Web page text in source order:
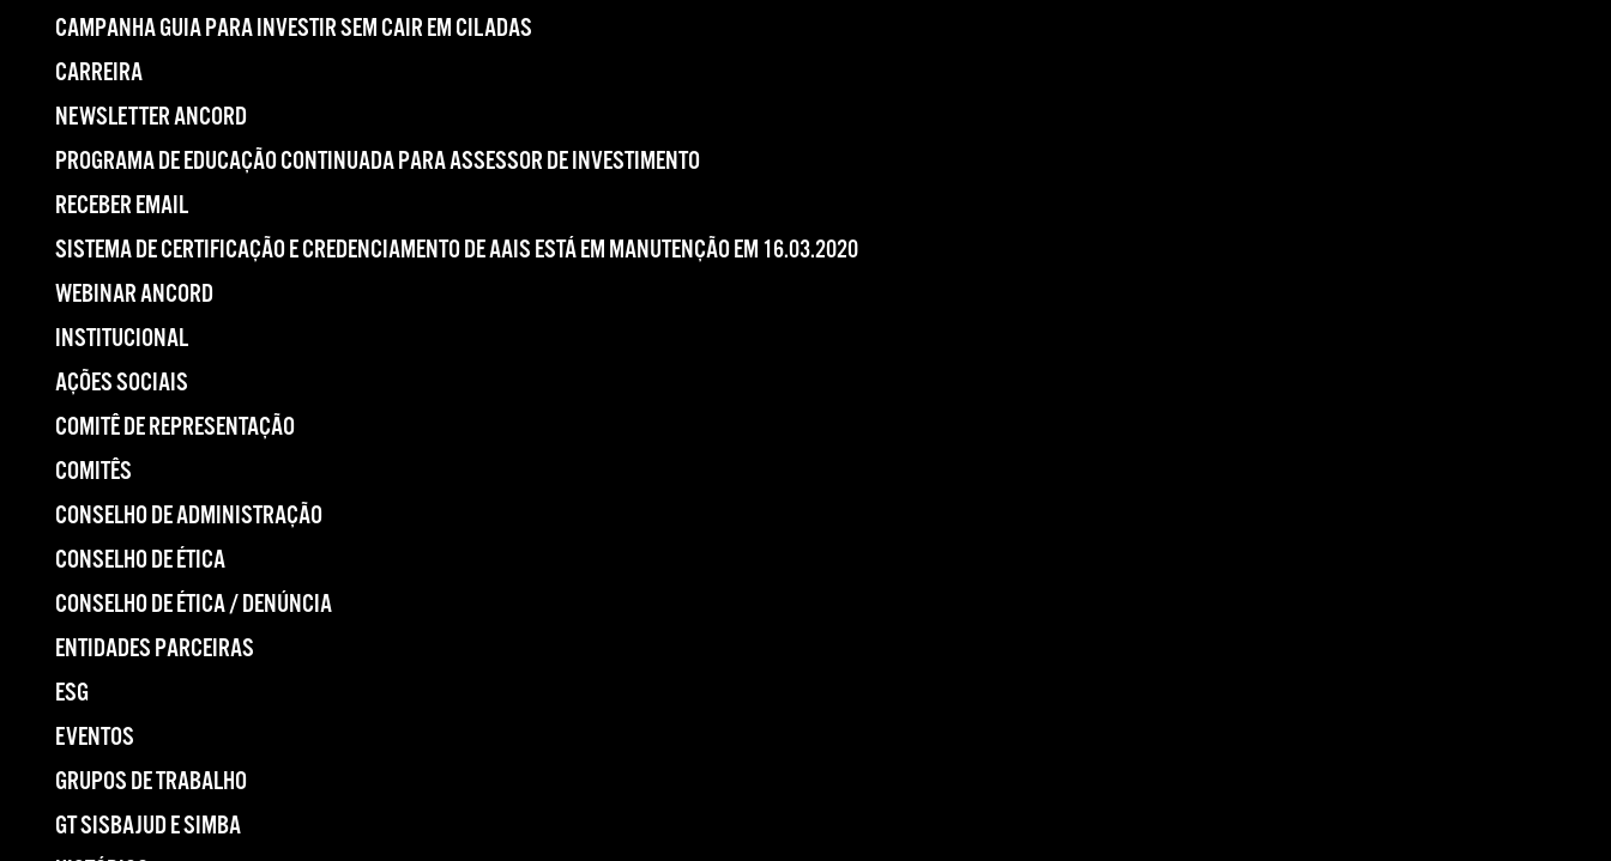
CAMPANHA GUIA PARA INVESTIR SEM CAIR EM CILADAS
CARREIRA
NEWSLETTER ANCORD
PROGRAMA DE EDUCAÇÃO CONTINUADA PARA ASSESSOR DE INVESTIMENTO
RECEBER EMAIL
SISTEMA DE CERTIFICAÇÃO E CREDENCIAMENTO DE AAIS ESTÁ EM MANUTENÇÃO EM 16.03.2020
WEBINAR ANCORD
INSTITUCIONAL
AÇÕES SOCIAIS
COMITÊ DE REPRESENTAÇÃO
COMITÊS
CONSELHO DE ADMINISTRAÇÃO
CONSELHO DE ÉTICA
CONSELHO DE ÉTICA / DENÚNCIA
ENTIDADES PARCEIRAS
ESG
EVENTOS
GRUPOS DE TRABALHO
GT SISBAJUD E SIMBA